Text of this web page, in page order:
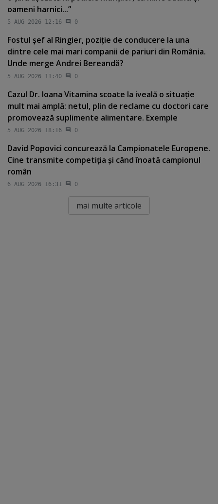
oameni harnici...”
5 AUG 2026 12:16 0
Fostul şef al Ringier, poziţie de conducere la una
dintre cele mai mari companii de pariuri din România.
Unde merge Andrei Bereandă?
5 AUG 2026 11:40 0
Cazul Dr. Ioana Vitamina scoate la iveală o situaţie
mult mai amplă: netul, plin de reclame cu doctori care
promovează suplimente alimentare. Exemple
5 AUG 2026 18:16 0
David Popovici concurează la Campionatele Europene.
Cine transmite competiţia şi când înoată campionul
român
6 AUG 2026 16:31 0
mai multe articole